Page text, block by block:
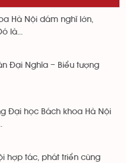
Hà Nội dám nghĩ lớn,
là...
Đại Nghĩa – Biểu tượng
Đại học Bách khoa Hà Nội
hợp tác, phát triển cùng